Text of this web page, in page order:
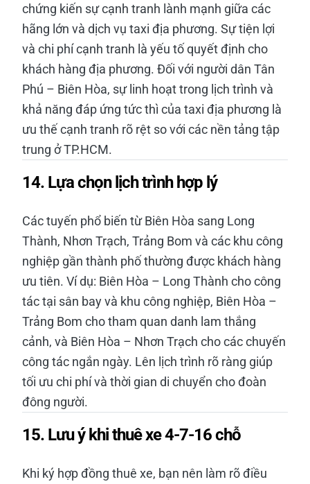
chứng kiến sự cạnh tranh lành mạnh giữa các
hãng lớn và dịch vụ taxi địa phương. Sự tiện lợi
và chi phí cạnh tranh là yếu tố quyết định cho
khách hàng địa phương. Đối với người dân Tân
Phú – Biên Hòa, sự linh hoạt trong lịch trình và
khả năng đáp ứng tức thì của taxi địa phương là
ưu thế cạnh tranh rõ rệt so với các nền tảng tập
trung ở TP.HCM.
14. Lựa chọn lịch trình hợp lý
Các tuyến phổ biến từ Biên Hòa sang Long
Thành, Nhơn Trạch, Trảng Bom và các khu công
nghiệp gần thành phố thường được khách hàng
ưu tiên. Ví dụ: Biên Hòa – Long Thành cho công
tác tại sân bay và khu công nghiệp, Biên Hòa –
Trảng Bom cho tham quan danh lam thắng
cảnh, và Biên Hòa – Nhơn Trạch cho các chuyến
công tác ngắn ngày. Lên lịch trình rõ ràng giúp
tối ưu chi phí và thời gian di chuyển cho đoàn
đông người.
15. Lưu ý khi thuê xe 4-7-16 chỗ
Khi ký hợp đồng thuê xe, bạn nên làm rõ điều